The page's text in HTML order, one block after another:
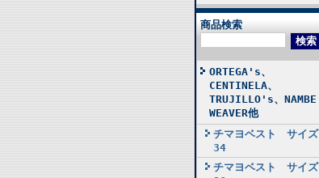
商品検索
ORTEGA's、
CENTINELA、
TRUJILLO's、NAMBE
WEAVER他
チマヨベスト サイズ
34
チマヨベスト サイズ